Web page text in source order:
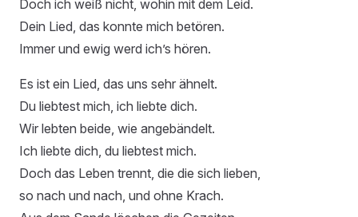
Doch ich weiß nicht, wohin mit dem Leid.
Dein Lied, das konnte mich betören.
Immer und ewig werd ich’s hören.
Es ist ein Lied, das uns sehr ähnelt.
Du liebtest mich, ich liebte dich.
Wir lebten beide, wie angebändelt.
Ich liebte dich, du liebtest mich.
Doch das Leben trennt, die die sich lieben,
so nach und nach, und ohne Krach.